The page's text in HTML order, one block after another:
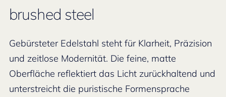
brushed steel
Gebürsteter Edelstahl steht für Klarheit, Präzision
und zeitlose Modernität. Die feine, matte
Oberfläche reflektiert das Licht zurückhaltend und
unterstreicht die puristische Formensprache